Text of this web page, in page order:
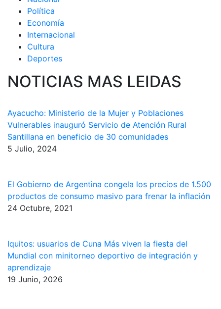
Política
Economía
Internacional
Cultura
Deportes
NOTICIAS MAS LEIDAS
Ayacucho: Ministerio de la Mujer y Poblaciones
Vulnerables inauguró Servicio de Atención Rural
Santillana en beneficio de 30 comunidades
5 Julio, 2024
El Gobierno de Argentina congela los precios de 1.500
productos de consumo masivo para frenar la inflación
24 Octubre, 2021
Iquitos: usuarios de Cuna Más viven la fiesta del
Mundial con minitorneo deportivo de integración y
aprendizaje
19 Junio, 2026